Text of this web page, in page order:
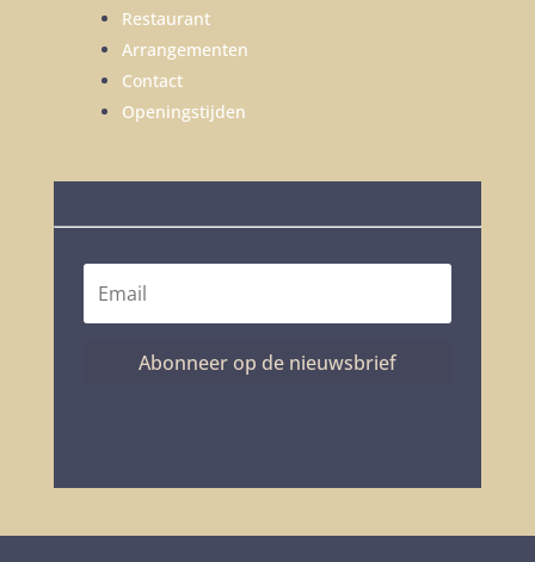
Restaurant
Arrangementen
Contact
Openingstijden
Abonneer op de nieuwsbrief